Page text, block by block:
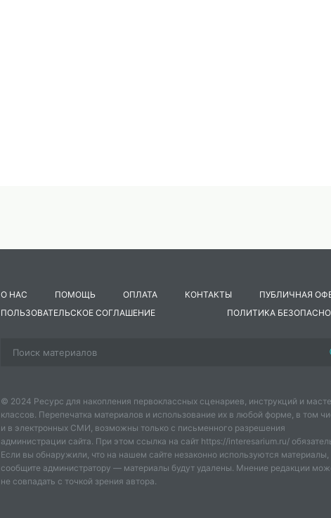
О НАС ПОМОЩЬ ОПЛАТА КОНТАКТЫ
ПУБЛИЧНАЯ
ПОЛЬЗОВАТЕЛЬСКОЕ СОГЛАШЕНИЕ
ПОЛИТИКА
© 2024 Ресурс для накопления первоклассных сценариев, инструкций и
классов. Перепечатка материалов и использование их в любой форме, в том
и в электронных СМИ, возможны только с письменного разрешения
администрации сайта. При этом ссылка на сайт https://interesarium.ru/
Если вы обнаружили, что на нашем сайте незаконно используются материалы,
сообщите администратору — материалы будут удалены. Мнение редакции
не совпадать с точкой зрения автора.